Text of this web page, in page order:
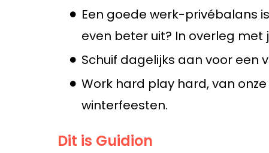
Een goede werk-privébalans
even beter uit? In overleg
Schuif dagelijks aan voor een
Work hard play hard, van
winterfeesten.
Dit is Guidion